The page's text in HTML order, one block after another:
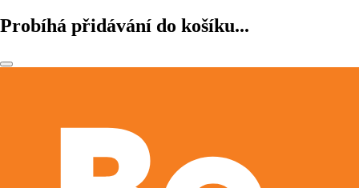
Probíhá přidávání do košíku...